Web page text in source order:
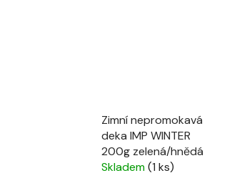
Zimní nepromokavá
deka IMP WINTER
200g zelená/hnědá
Skladem(1 ks)